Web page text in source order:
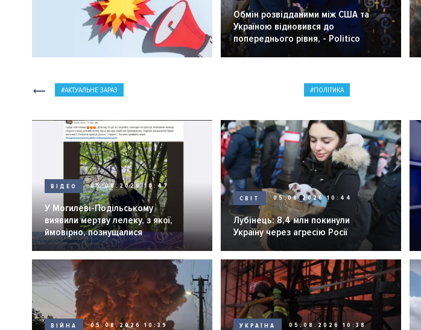
Обмін розвідданими між США та
Україною відновився до
попереднього рівня, - Politico
АКТУАЛЬНЕ ЗАРАЗ ПОЛІТИКА
ВІДЕО 05.08.2026 10:47
У Могилеві-Подільському
виявили мертву лелеку, з якої,
ймовірно, познущалися
СВІТ 05.08.2026 10:44
Лубінець: 8,4 млн покинули
Україну через агресію Росії
ВІЙНА 05.08.2026 10:39 УКРАЇНА 05.08.2026 10:38